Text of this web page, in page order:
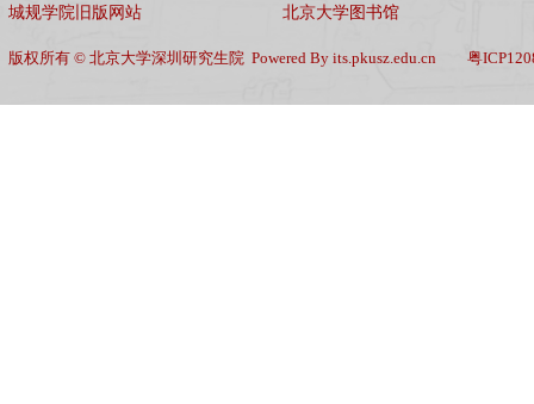
城规学院旧版网站
北京大学图书馆
版权所有 © 北京大学深圳研究生院 Powered By its.pkusz.edu.cn 粤